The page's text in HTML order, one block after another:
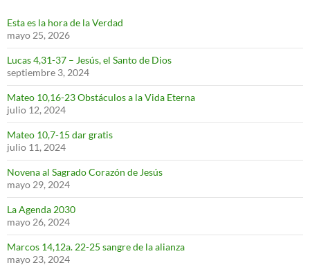
Esta es la hora de la Verdad
mayo 25, 2026
Lucas 4,31-37 – Jesús, el Santo de Dios
septiembre 3, 2024
Mateo 10,16-23 Obstáculos a la Vida Eterna
julio 12, 2024
Mateo 10,7-15 dar gratis
julio 11, 2024
Novena al Sagrado Corazón de Jesús
mayo 29, 2024
La Agenda 2030
mayo 26, 2024
Marcos 14,12a. 22-25 sangre de la alianza
mayo 23, 2024